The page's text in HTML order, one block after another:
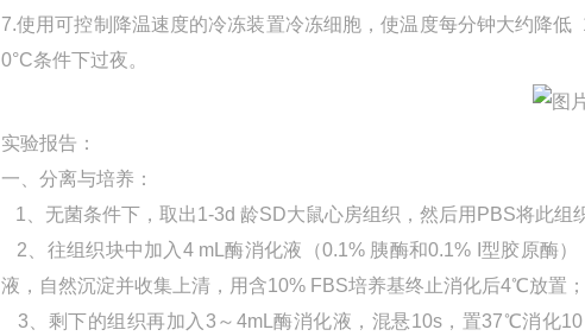
7.使用可控制降温速度的冷冻装置冷冻细胞，使温度每分钟大约降
0°C条件下过夜。
实验报告：
一、分离与培养：
1、无菌条件下，取出1-3d 龄SD大鼠心房组织，然后用PBS将此组
2、往组织块中加入4 mL酶消化液（0.1% 胰酶和0.1% I型胶原酶
液，自然沉淀并收集上清，用含10% FBS培养基终止消化后4℃放置；
3、剩下的组织再加入3～4mL酶消化液，混悬10s，置37℃消化